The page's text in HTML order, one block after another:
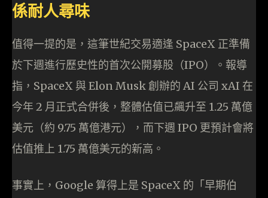
係耐人尋味
值得一提的是，這筆世紀交易適逢 SpaceX 正準備
於下週進行歷史性的首次公開募股（IPO）。報導
指，SpaceX 與 Elon Musk 創辦的 AI 公司 xAI 在
今年 2 月正式合併後，整體估值已飆升至 1.25 萬億
美元（約 9.75 萬億港元），而下週 IPO 更預計會將
估值推上 1.75 萬億美元的新高。
事實上，Google 算得上是 SpaceX 的「早期伯